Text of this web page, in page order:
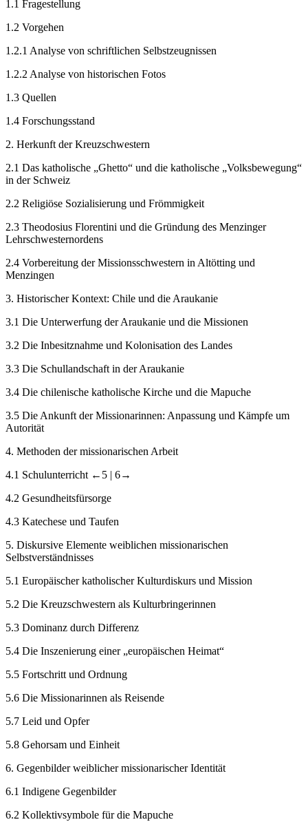
1.1 Fragestellung
1.2 Vorgehen
1.2.1 Analyse von schriftlichen Selbstzeugnissen
1.2.2 Analyse von historischen Fotos
1.3 Quellen
1.4 Forschungsstand
2. Herkunft der Kreuzschwestern
2.1 Das katholische „Ghetto“ und die katholische „Volksbewegung“
in der Schweiz
2.2 Religiöse Sozialisierung und Frömmigkeit
2.3 Theodosius Florentini und die Gründung des Menzinger
Lehrschwesternordens
2.4 Vorbereitung der Missionsschwestern in Altötting und
Menzingen
3. Historischer Kontext: Chile und die Araukanie
3.1 Die Unterwerfung der Araukanie und die Missionen
3.2 Die Inbesitznahme und Kolonisation des Landes
3.3 Die Schullandschaft in der Araukanie
3.4 Die chilenische katholische Kirche und die Mapuche
3.5 Die Ankunft der Missionarinnen: Anpassung und Kämpfe um
Autorität
4. Methoden der missionarischen Arbeit
4.1 Schulunterricht ←5 | 6→
4.2 Gesundheitsfürsorge
4.3 Katechese und Taufen
5. Diskursive Elemente weiblichen missionarischen
Selbstverständnisses
5.1 Europäischer katholischer Kulturdiskurs und Mission
5.2 Die Kreuzschwestern als Kulturbringerinnen
5.3 Dominanz durch Differenz
5.4 Die Inszenierung einer „europäischen Heimat“
5.5 Fortschritt und Ordnung
5.6 Die Missionarinnen als Reisende
5.7 Leid und Opfer
5.8 Gehorsam und Einheit
6. Gegenbilder weiblicher missionarischer Identität
6.1 Indigene Gegenbilder
6.2 Kollektivsymbole für die Mapuche